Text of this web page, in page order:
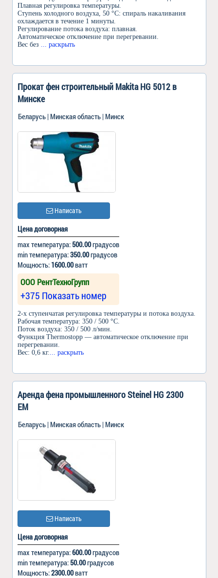
Плавная регулировка температуры.
Ступень холодного воздуха, 50 °C: спираль накаливания
охлаждается в течение 1 минуты.
Регулирование потока воздуха: плавная.
Автоматическое отключение при перегревании.
Вес без
... раскрыть
Прокат фен строительный Makita HG 5012 в
Минске
Беларусь | Минская область | Минск
Написать
Цена договорная
max температура: 500.00градусов
min температура:350.00градусов
Мощность: 1600.00ватт
ООО РентТехноГрупп
+375 Показать номер
2-х ступенчатая регулировка температуры и потока воздуха.
Рабочая температура: 350 / 500 °C.
Поток воздуха: 350 / 500 л/мин.
Функция Thermostopp — автоматическое отключение при
перегревании.
Вес: 0,6 кг.
... раскрыть
Аренда фена промышленного Steinel HG 2300
EM
Беларусь | Минская область | Минск
Написать
Цена договорная
max температура:600.00градусов
min температура: 50.00градусов
Мощность:2300.00ватт